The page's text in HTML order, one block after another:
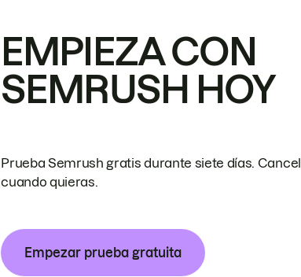
EMPIEZA CON
SEMRUSH HOY
Prueba Semrush gratis durante siete días.
cuando quieras.
Empezar prueba gratuita